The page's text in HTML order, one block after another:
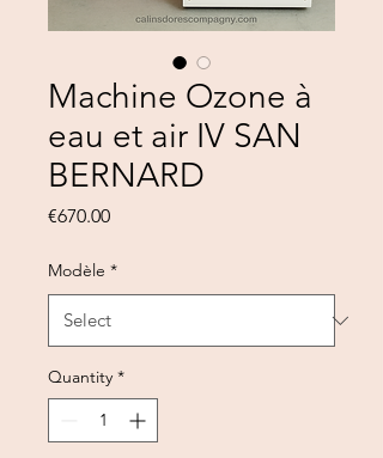
Machine Ozone à
eau et air IV SAN
BERNARD
€670.00Price
Modèle *
Quantity *